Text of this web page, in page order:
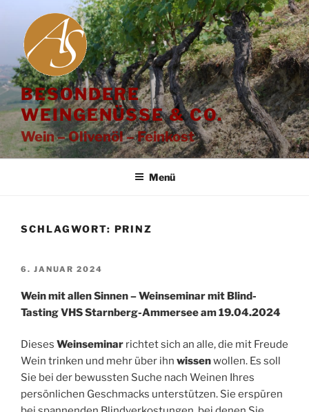
springen
BESONDERE
WEINGENÜSSE & CO.
Wein – Olivenöl – Feinkost
Menü
SCHLAGWORT: PRINZ
VERÖFFENTLICHT
6. JANUAR 2024
Wein mit allen Sinnen – Weinseminar mit Blind-
Tasting VHS Starnberg-Ammersee am 19.04.2024
Dieses Weinseminar richtet sich an alle, die mit Freude
Wein trinken und mehr über ihn wissenwollen. Es soll
Sie bei der bewussten Suche nach Weinen Ihres
persönlichen Geschmacks unterstützen. Sie erspüren